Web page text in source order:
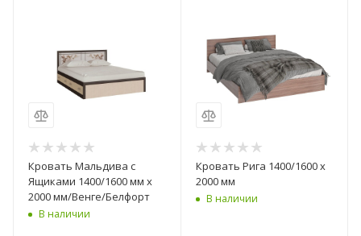
Кровать Мальдива с
Ящиками 1400/1600 мм х
2000 мм/Венге/Белфорт
В наличии
Кровать Рига 1400/1600 х
2000 мм
В наличии